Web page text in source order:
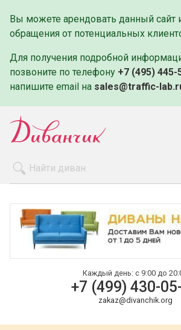
Вы можете арендовать данный сайт
обращения от потенциальных
Для получения подробной
позвоните по телефону +7 (495) 445-
напишите email на sales@traffic-
Оплата и доставка
Контакты
Каждый день: с 9:00 до
+7 (499) 430-
zakaz@divanchik.org